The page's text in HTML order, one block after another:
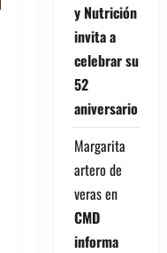
y Nutrición
invita a
celebrar su
52
aniversario
Margarita
artero de
verasen
CMD
informa